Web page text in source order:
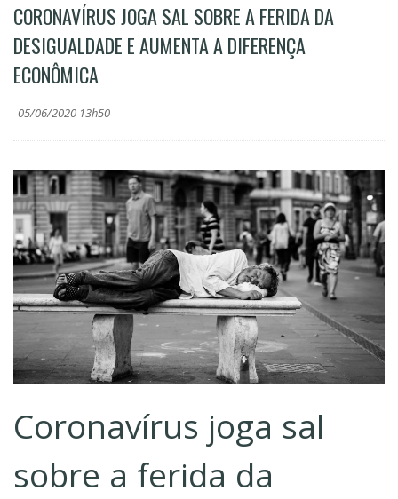
CORONAVÍRUS JOGA SAL SOBRE A FERIDA DA
DESIGUALDADE E AUMENTA A DIFERENÇA
ECONÔMICA
05/06/2020 13h50
Coronavírus joga sal
sobre a ferida da